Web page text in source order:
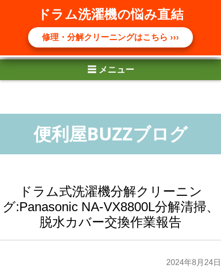
☰ メニュー
ドラム洗濯機の悩み直結
修理・分解クリーニングはこちら ›››
ドラム式洗濯機分解クリーニン
グ:Panasonic NA-VX8800L分解清掃、
脱水カバー交換作業報告
2024年8月24日